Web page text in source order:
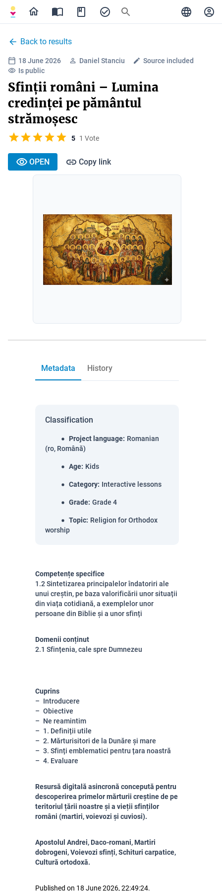
Back to results
18 June 2026 Daniel Stanciu
Source included
Is public
Sfinții români – Lumina
credinței pe pământul
strămoșesc
5 1 Vote
OPEN Copy link
Metadata History
Classification
Project language: Romanian
(ro, Română)
Age: Kids
Category: Interactive lessons
Grade: Grade 4
Topic: Religion for Orthodox
worship
Competențe specifice
1.2 Sintetizarea principalelor îndatoriri ale
unui creștin, pe baza valorificării unor situații
din viața cotidiană, a exemplelor unor
persoane din Biblie și a unor sfinți
Domenii conținut
2.1 Sfințenia, cale spre Dumnezeu
Cuprins
Introducere
Obiective
Ne reamintim
1. Definiții utile
2. Mărturisitori de la Dunăre și mare
3. Sfinți emblematici pentru țara noastră
4. Evaluare
Resursă digitală asincronă concepută pentru
descoperirea primelor mărturii creștine de pe
teritoriul țării noastre și a vieții sfinților
români (martiri, voievozi și cuviosi).
Apostolul Andrei, Daco-romani, Martiri
dobrogeni, Voievozi sfinți, Schituri carpatice,
Cultură ortodoxă.
Published on 18 June 2026, 22:49:24.